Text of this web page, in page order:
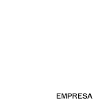
EMPRESA